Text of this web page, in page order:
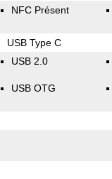
NFC Présent
USB Type C
USB 2.0
USB OTG